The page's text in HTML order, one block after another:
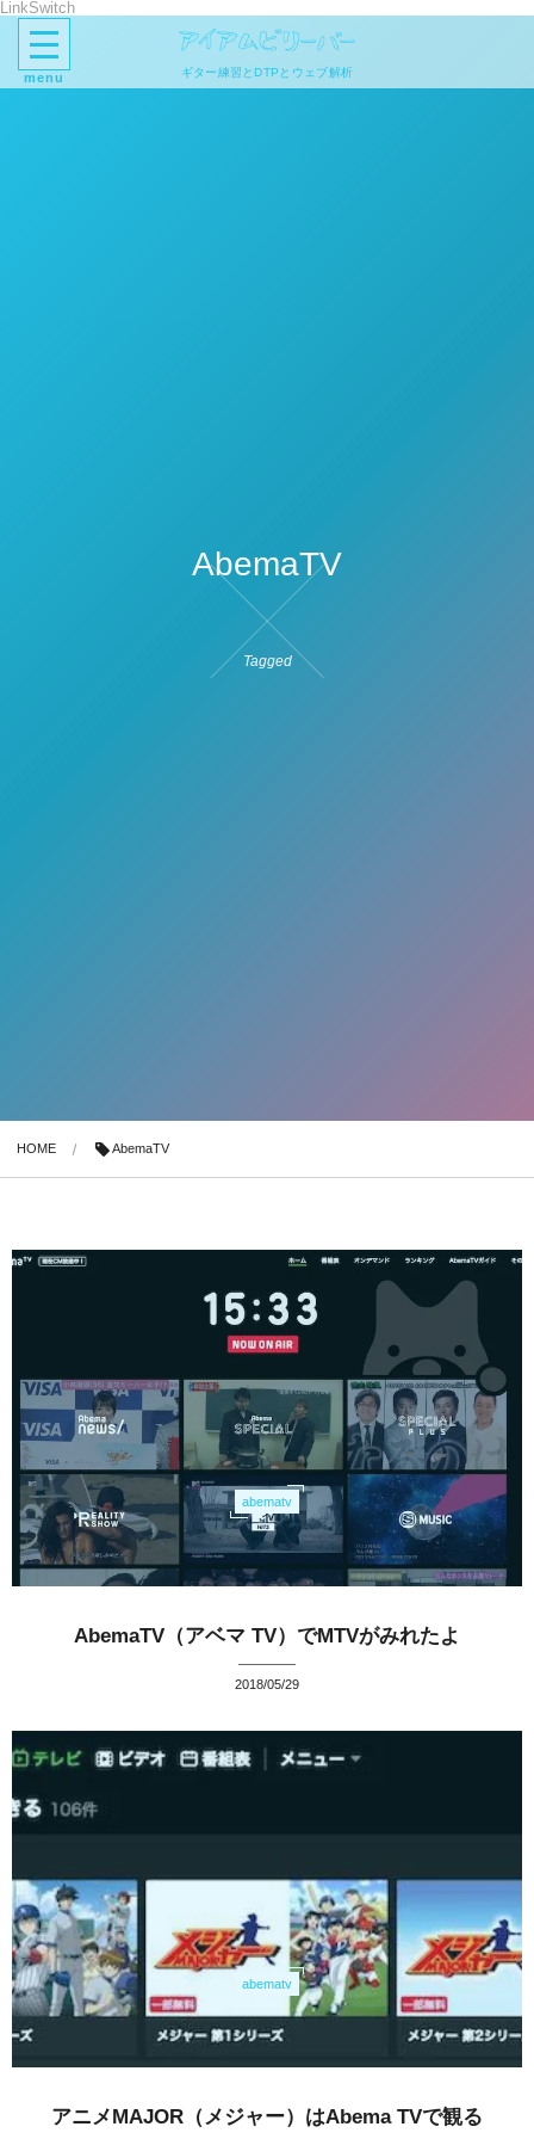
LinkSwitch
menu ギター練習とDTPとウェブ解析
AbemaTV
Tagged
HOME AbemaTV
abematv
AbemaTV（アベマ TV）でMTVがみれたよ
2018/05/29
abematv
アニメMAJOR（メジャー）はAbema TVで観る